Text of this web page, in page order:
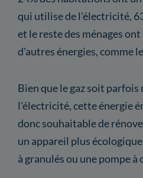
qui utilise de l'électricité,
et le reste des ménages
d'autres énergies, comme
Bien que le gaz soit parfois
l'électricité, cette énergie
donc souhaitable de
un appareil plus
à granulés ou une pompe à